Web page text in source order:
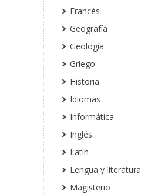
Francés
Geografía
Geología
Griego
Historia
Idiomas
Informática
Inglés
Latín
Lengua y literatura
Magisterio